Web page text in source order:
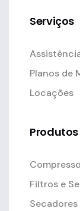
Serviços
Planos de
Locações
Produtos
Filtros e
Secadores